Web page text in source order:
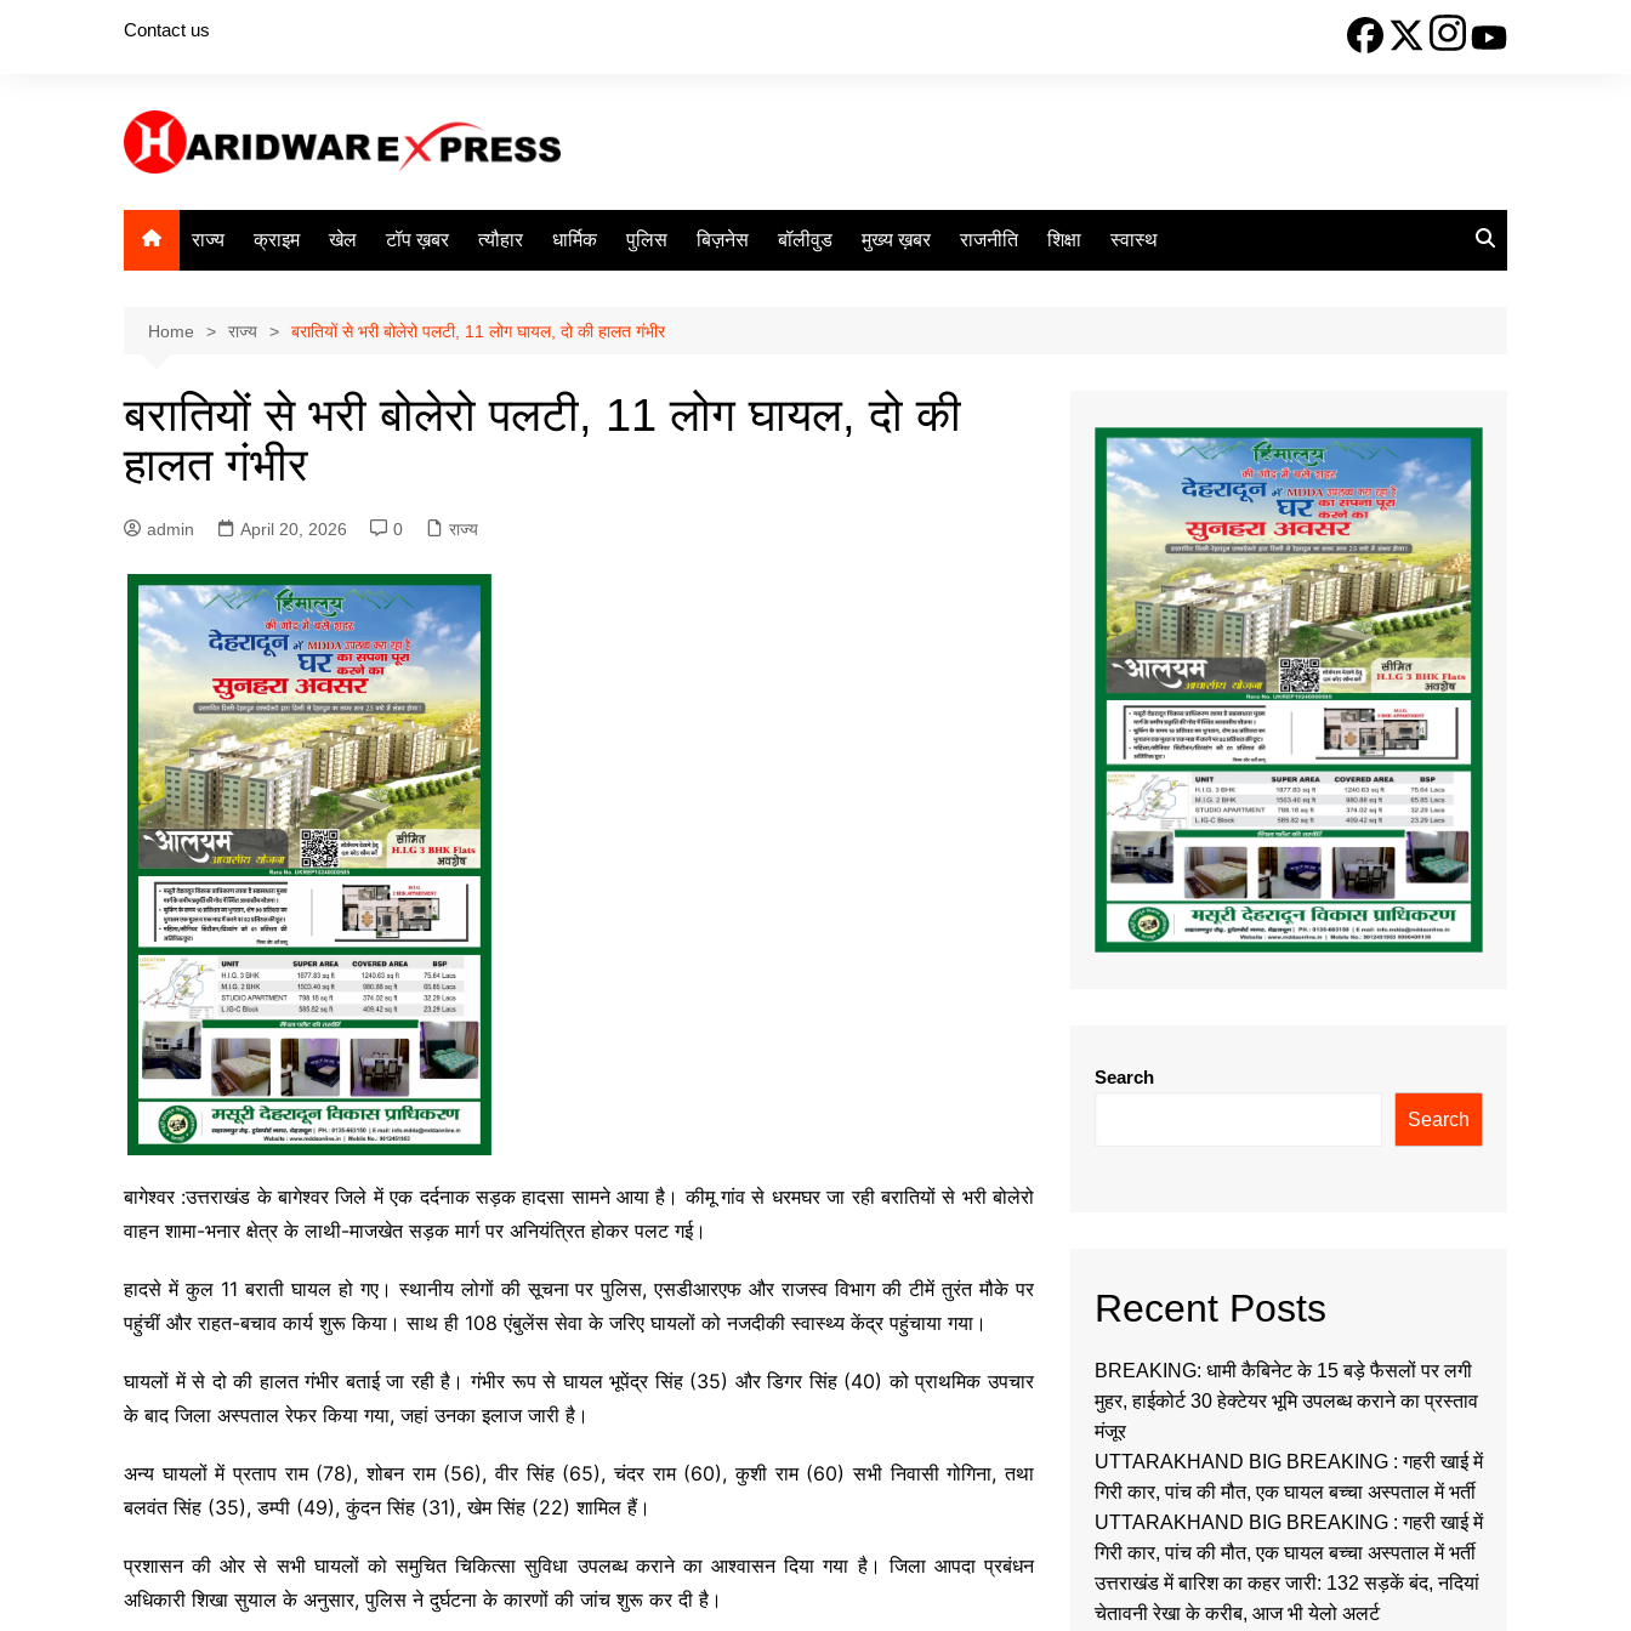
Contact us
राज्य क्राइम खेल टॉप ख़बर त्यौहार धार्मिक पुलिस बिज़नेस बॉलीवुड मुख्य ख़बर राजनीति शिक्षा स्वास्थ
Home राज्य बरातियों से भरी बोलेरो पलटी, 11 लोग घायल, दो की हालत गंभीर
बरातियों से भरी बोलेरो पलटी, 11 लोग घायल, दो की
हालत गंभीर
admin April 20, 2026 0 राज्य
बागेश्वर :उत्तराखंड के बागेश्वर जिले में एक दर्दनाक सड़क हादसा सामने आया है। कीमू गांव से धरमघर जा रही बरातियों से भरी बोलेरो
वाहन शामा-भनार क्षेत्र के लाथी-माजखेत सड़क मार्ग पर अनियंत्रित होकर पलट गई।
हादसे में कुल 11 बराती घायल हो गए। स्थानीय लोगों की सूचना पर पुलिस, एसडीआरएफ और राजस्व विभाग की टीमें तुरंत मौके पर
पहुंचीं और राहत-बचाव कार्य शुरू किया। साथ ही 108 एंबुलेंस सेवा के जरिए घायलों को नजदीकी स्वास्थ्य केंद्र पहुंचाया गया।
घायलों में से दो की हालत गंभीर बताई जा रही है। गंभीर रूप से घायल भूपेंद्र सिंह (35) और डिगर सिंह (40) को प्राथमिक उपचार
के बाद जिला अस्पताल रेफर किया गया, जहां उनका इलाज जारी है।
अन्य घायलों में प्रताप राम (78), शोबन राम (56), वीर सिंह (65), चंदर राम (60), कुशी राम (60) सभी निवासी गोगिना, तथा
बलवंत सिंह (35), डम्पी (49), कुंदन सिंह (31), खेम सिंह (22) शामिल हैं।
प्रशासन की ओर से सभी घायलों को समुचित चिकित्सा सुविधा उपलब्ध कराने का आश्वासन दिया गया है। जिला आपदा प्रबंधन
अधिकारी शिखा सुयाल के अनुसार, पुलिस ने दुर्घटना के कारणों की जांच शुरू कर दी है।
Search
Search
Recent Posts
BREAKING: धामी कैबिनेट के 15 बड़े फैसलों पर लगी
मुहर, हाईकोर्ट 30 हेक्टेयर भूमि उपलब्ध कराने का प्रस्ताव
मंजूर
UTTARAKHAND BIG BREAKING : गहरी खाई में
गिरी कार, पांच की मौत, एक घायल बच्चा अस्पताल में भर्ती
UTTARAKHAND BIG BREAKING : गहरी खाई में
गिरी कार, पांच की मौत, एक घायल बच्चा अस्पताल में भर्ती
उत्तराखंड में बारिश का कहर जारी: 132 सड़कें बंद, नदियां
चेतावनी रेखा के करीब, आज भी येलो अलर्ट